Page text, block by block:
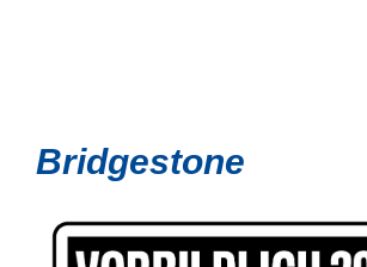
Bridgestone